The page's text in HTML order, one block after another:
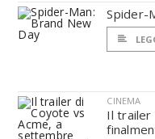
Spider-
CINEMA
Il trailer